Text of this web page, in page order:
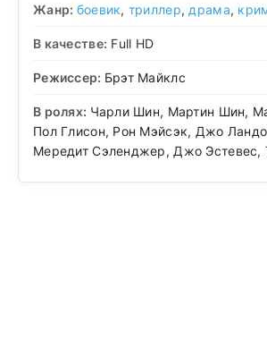
Жанр: боевик, триллер, драма,
В качестве: Full HD
Режиссер: Брэт Майклс
В ролях: Чарли Шин, Мартин Шин,
Пол Глисон, Рон Мэйсэк, Джо
Мередит Сэленджер, Джо Эстевес,